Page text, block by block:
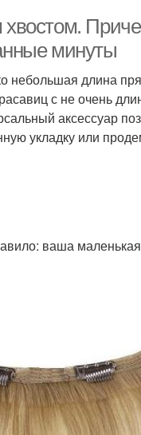
минуты
небольшая длина
с не очень
аксессуар
укладку или
ваша